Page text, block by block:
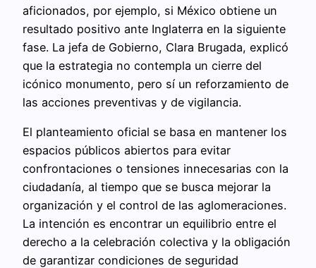
aficionados, por ejemplo, si México obtiene un
resultado positivo ante Inglaterra en la siguiente
fase. La jefa de Gobierno, Clara Brugada, explicó
que la estrategia no contempla un cierre del
icónico monumento, pero sí un reforzamiento de
las acciones preventivas y de vigilancia.
El planteamiento oficial se basa en mantener los
espacios públicos abiertos para evitar
confrontaciones o tensiones innecesarias con la
ciudadanía, al tiempo que se busca mejorar la
organización y el control de las aglomeraciones.
La intención es encontrar un equilibrio entre el
derecho a la celebración colectiva y la obligación
de garantizar condiciones de seguridad